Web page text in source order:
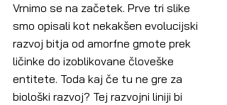
Vrnimo se na začetek. Prve tri slike
smo opisali kot nekakšen evolucijski
razvoj bitja od amorfne gmote prek
ličinke do izoblikovane človeške
entitete. Toda kaj če tu ne gre za
biološki razvoj? Tej razvojni liniji bi